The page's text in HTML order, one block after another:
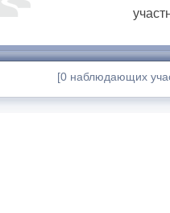
[0 наблюдающих